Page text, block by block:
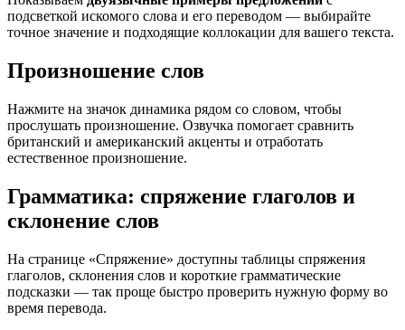
подсветкой искомого слова и его переводом — выбирайте
точное значение и подходящие коллокации для вашего текста.
Произношение слов
Нажмите на значок динамика рядом со словом, чтобы
прослушать произношение. Озвучка помогает сравнить
британский и американский акценты и отработать
естественное произношение.
Грамматика: спряжение глаголов и
склонение слов
На странице «Спряжение» доступны таблицы спряжения
глаголов, склонения слов и короткие грамматические
подсказки — так проще быстро проверить нужную форму во
время перевода.